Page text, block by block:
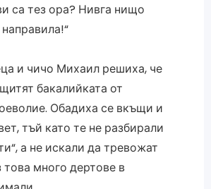
са тез ора? Нивга нищо
и чичо Михаил решиха, че
бакалийката от
Обадиха се вкъщи и
тъй като те не разбирали
а не искали да тревожат
това много дертове в